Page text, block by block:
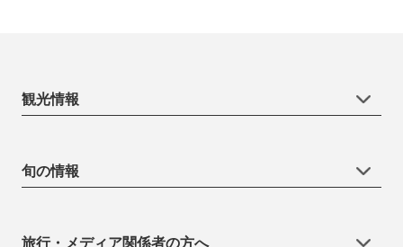
観光情報
旬の情報
旅行・メディア関係者の方へ